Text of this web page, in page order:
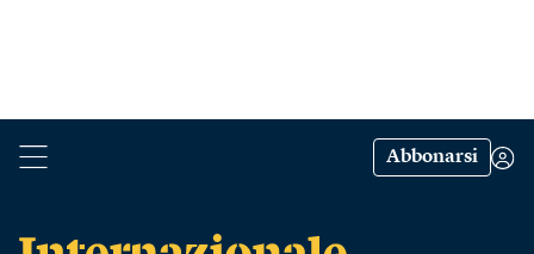
Abbonarsi